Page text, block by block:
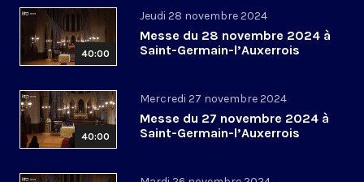
40:00
Jeudi 28 novembre 2024
Messe du 28 novembre 2024 à
Saint-Germain-l’Auxerrois
40:00
Mercredi 27 novembre 2024
Messe du 27 novembre 2024 à
Saint-Germain-l’Auxerrois